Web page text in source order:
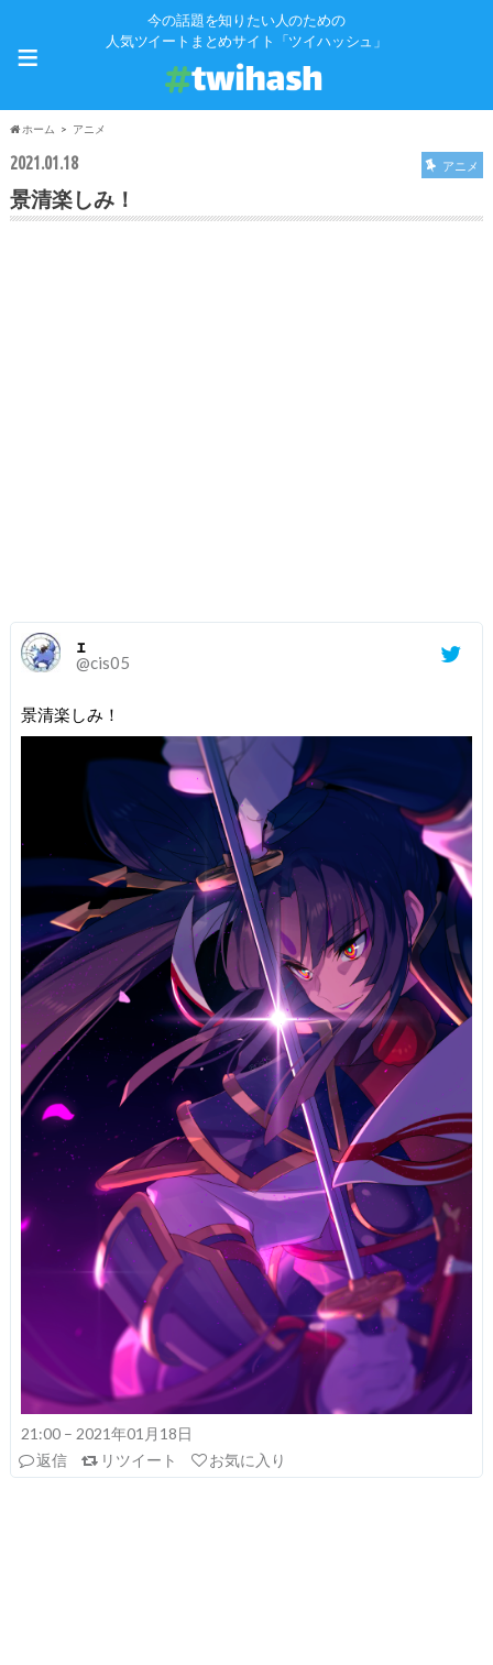
今の話題を知りたい人のための
人気ツイートまとめサイト「ツイハッシュ」
≡
ホーム アニメ
2021.01.18 アニメ
景清楽しみ！
ｪ
@cis05
景清楽しみ！
21:00 – 2021年01月18日
返信
リツイート お気に入り